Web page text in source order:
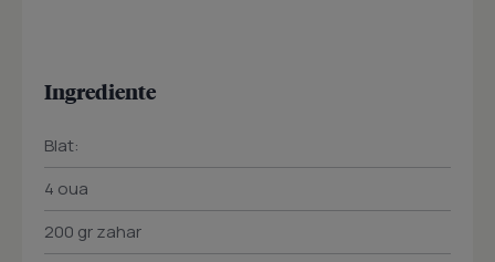
Ingrediente
Blat:
4 oua
200 gr zahar